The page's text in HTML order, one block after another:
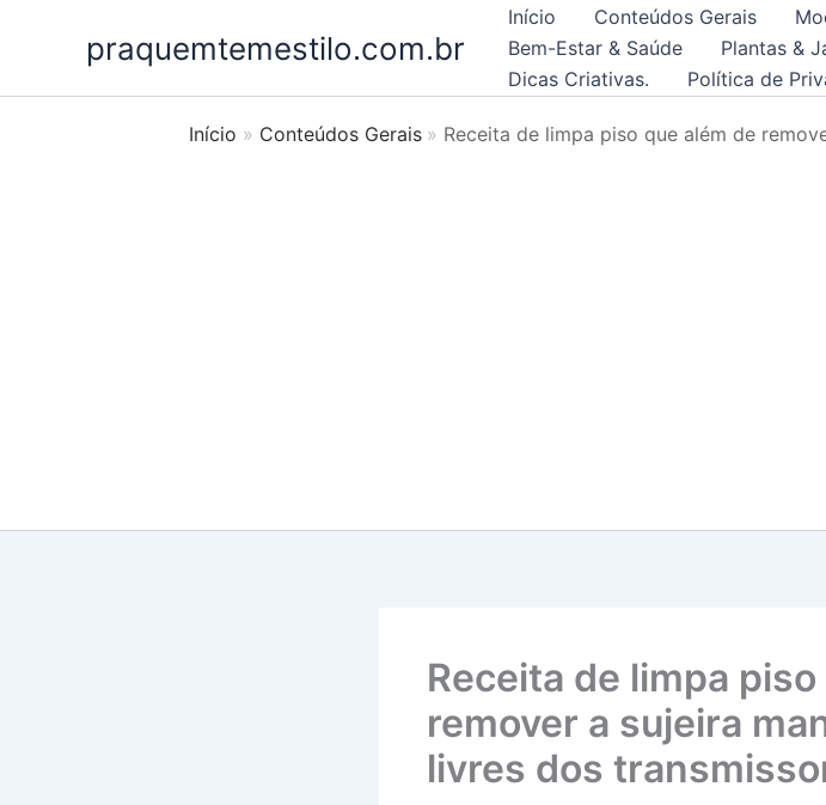
praquemtemestilo.com.br
Início Conteúdos Gerais
Bem-Estar & Saúde
Plantas &
Dicas Criativas.
Política de
Início Conteúdos Gerais Receita de limpa piso que além de
Receita de limpa
remover a sujeira
livres dos